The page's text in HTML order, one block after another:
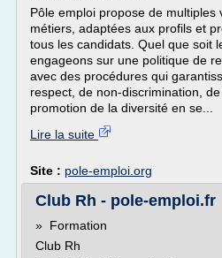
Pôle emploi propose de multiples
métiers, adaptées aux profils et
tous les candidats. Quel que soit
engageons sur une politique de
avec des procédures qui
respect, de non-discrimination,
promotion de la diversité en se...
Lire la suite
Site : pole-emploi.org
Club Rh - pole-emploi.fr
» Formation
Club Rh